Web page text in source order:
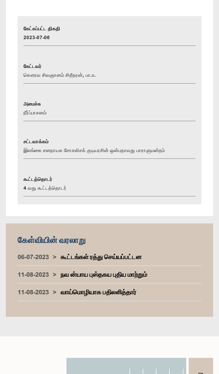
கேட்கப்பட்ட திகதி
2023-07-06
கேட்டவர்
கௌரவ சிவஞானம் சிறீதரன், பா.உ.
அமைச்சு
நீர்ப்பாசனம்
சட்டவாக்கம்
இலங்கை சனநாயக சோசலிசக் குடியரசின் ஒன்பதாவது பாராளுமன்றம்
கூட்டத்தொடர்
4 வது கூட்டத்தொடர்
கேள்வியின் வரலாறு
06-07-2023
கூட்டங்கள் ரத்து செய்யப்பட்டன
11-08-2023
நவ ன்யாய புஸ்தகய புதிய மாற்றும்
11-08-2023
வாய்மொழியாக பதிலளித்தார்